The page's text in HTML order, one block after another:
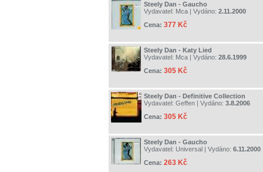
Steely Dan - Gaucho
Vydavatel: Mca | Vydáno: 2.11.2000
Cena: 377 Kč
Steely Dan - Katy Lied
Vydavatel: Mca | Vydáno: 28.6.1999
Cena: 305 Kč
Steely Dan - Definitive Collection
Vydavatel: Geffen | Vydáno: 3.8.2006
Cena: 305 Kč
Steely Dan - Gaucho
Vydavatel: Universal | Vydáno: 6.11.2000
Cena: 263 Kč